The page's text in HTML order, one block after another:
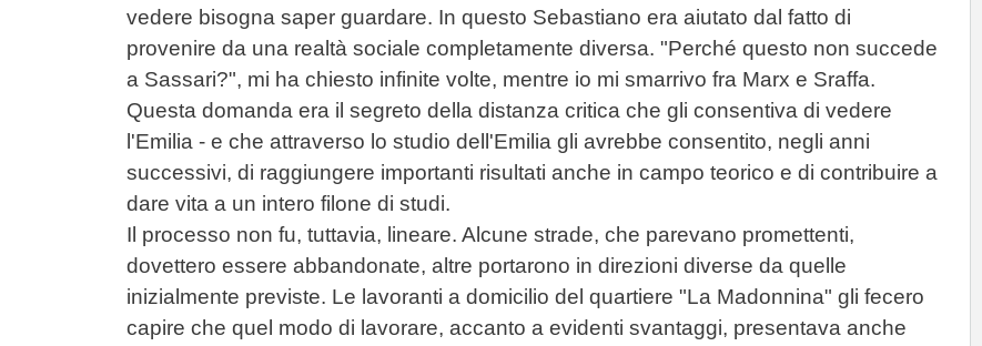
vedere bisogna saper guardare. In questo Sebastiano era aiutato dal fatto di
provenire da una realtà sociale completamente diversa. "Perché questo non succede
a Sassari?", mi ha chiesto infinite volte, mentre io mi smarrivo fra Marx e Sraffa.
Questa domanda era il segreto della distanza critica che gli consentiva di vedere
l'Emilia - e che attraverso lo studio dell'Emilia gli avrebbe consentito, negli anni
successivi, di raggiungere importanti risultati anche in campo teorico e di contribuire a
dare vita a un intero filone di studi.
Il processo non fu, tuttavia, lineare. Alcune strade, che parevano promettenti,
dovettero essere abbandonate, altre portarono in direzioni diverse da quelle
inizialmente previste. Le lavoranti a domicilio del quartiere "La Madonnina" gli fecero
capire che quel modo di lavorare, accanto a evidenti svantaggi, presentava anche